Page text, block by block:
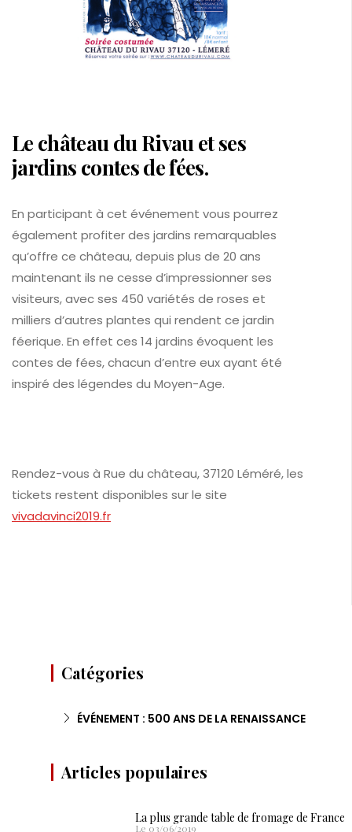
Le château du Rivau et ses
jardins contes de fées.
En participant à cet événement vous pourrez
également profiter des jardins remarquables
qu’offre ce château, depuis plus de 20 ans
maintenant ils ne cesse d’impressionner ses
visiteurs, avec ses 450 variétés de roses et
milliers d’autres plantes qui rendent ce jardin
féerique. En effet ces 14 jardins évoquent les
contes de fées, chacun d’entre eux ayant été
inspiré des légendes du Moyen-Age.
Rendez-vous à Rue du château, 37120 Léméré, les
tickets restent disponibles sur le site
vivadavinci2019.fr
Catégories
ÉVÉNEMENT : 500 ANS DE LA RENAISSANCE
Articles populaires
La plus grande table de fromage de France
Le 03/06/2019